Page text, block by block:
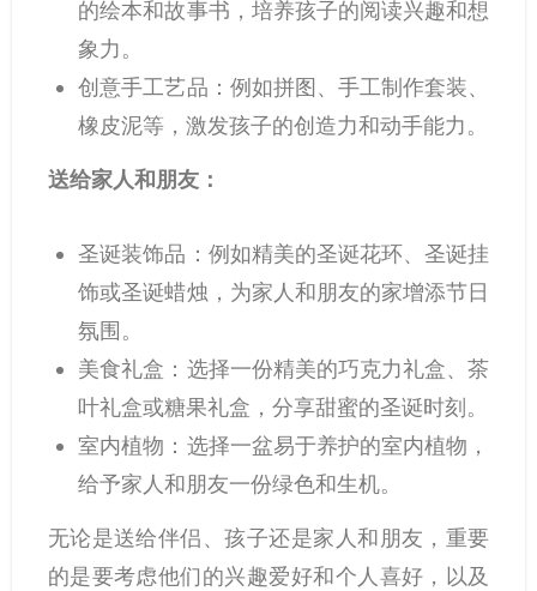
的绘本和故事书，培养孩子的阅读兴趣和想
象力。
创意手工艺品：例如拼图、手工制作套装、
橡皮泥等，激发孩子的创造力和动手能力。
送给家人和朋友：
圣诞装饰品：例如精美的圣诞花环、圣诞挂
饰或圣诞蜡烛，为家人和朋友的家增添节日
氛围。
美食礼盒：选择一份精美的巧克力礼盒、茶
叶礼盒或糖果礼盒，分享甜蜜的圣诞时刻。
室内植物：选择一盆易于养护的室内植物，
给予家人和朋友一份绿色和生机。
无论是送给伴侣、孩子还是家人和朋友，重要
的是要考虑他们的兴趣爱好和个人喜好，以及